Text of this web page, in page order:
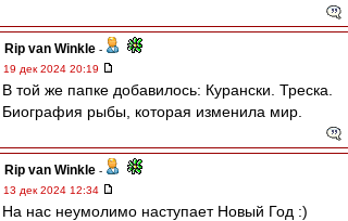
Rip van Winkle -
19 дек 2024 20:19
В той же папке добавилось: Курански. Треска.
Биография рыбы, которая изменила мир.
Rip van Winkle -
13 дек 2024 12:34
На нас неумолимо наступает Новый Год :)